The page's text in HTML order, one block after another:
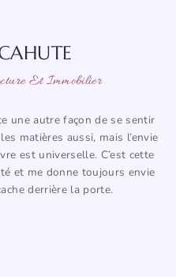
Et Immobilier
une autre façon de se sentir
matières aussi, mais l’envie
est universelle. C’est cette
et me donne toujours envie
derrière la porte.